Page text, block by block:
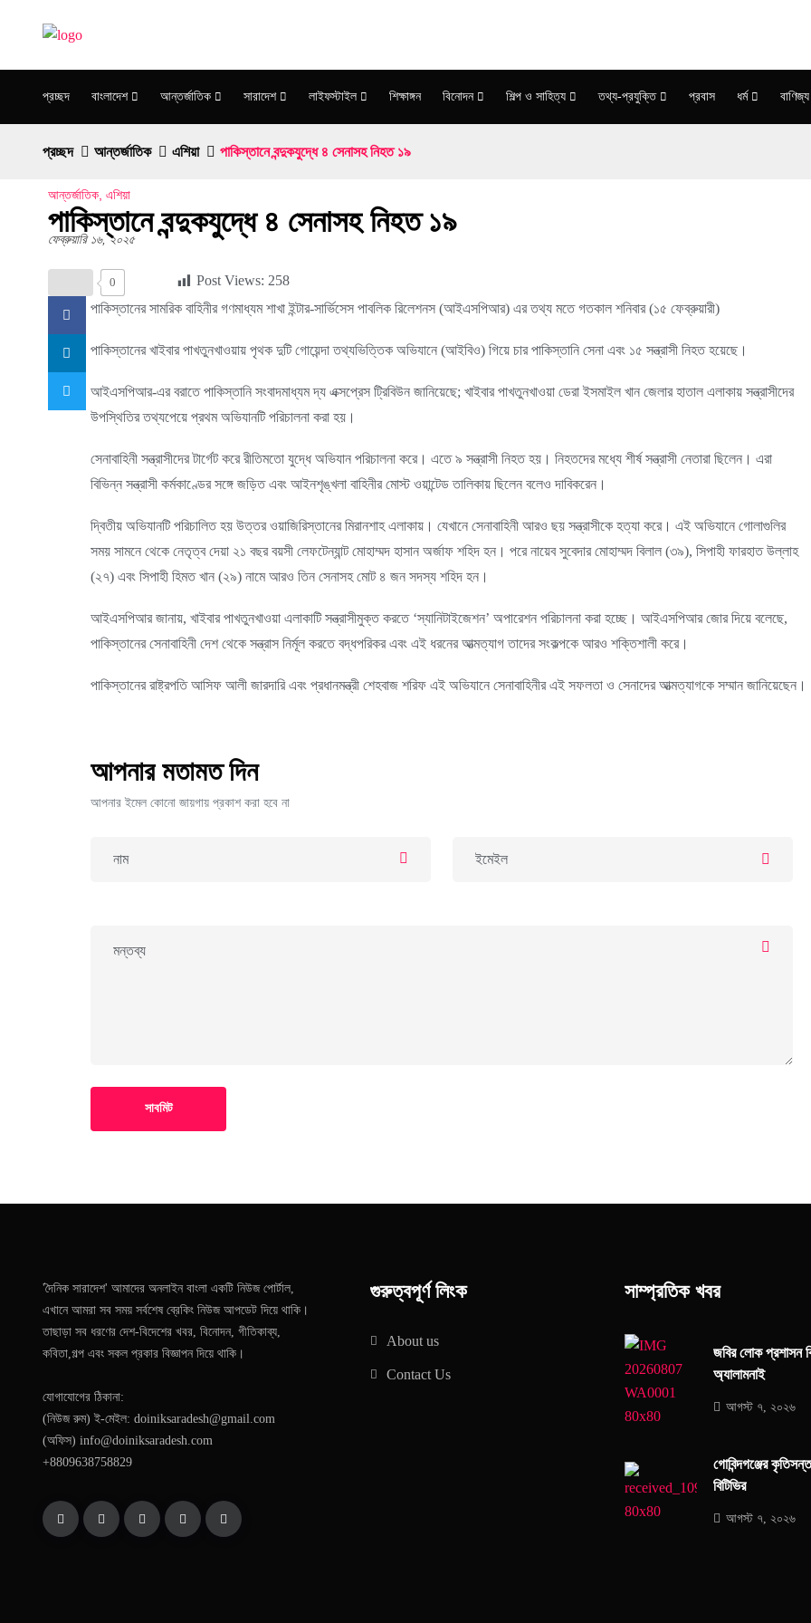
প্রচ্ছদ বাংলাদেশ আন্তর্জাতিক সারাদেশ লাইফস্টাইল শিক্ষাঙ্গন বিনোদন শিল্প ও সাহিত্য তথ্য-প্রযুক্তি প্রবাস ধর্ম বাণিজ্য
প্রচ্ছদ আন্তর্জাতিক এশিয়া পাকিস্তানে বন্দুকযুদ্ধে ৪ সেনাসহ নিহত ১৯
আন্তর্জাতিক, এশিয়া
পাকিস্তানে বন্দুকযুদ্ধে ৪ সেনাসহ নিহত ১৯
ফেব্রুয়ারি ১৬, ২০২৫
0 Post Views: 258
পাকিস্তানের সামরিক বাহিনীর গণমাধ্যম শাখা ইন্টার-সার্ভিসেস পাবলিক রিলেশনস (আইএসপিআর) এর তথ্য মতে গতকাল শনিবার (১৫ ফেব্রুয়ারী)
পাকিস্তানের খাইবার পাখতুনখাওয়ায় পৃথক দুটি গোয়েন্দা তথ্যভিত্তিক অভিযানে (আইবিও) গিয়ে চার পাকিস্তানি সেনা এবং ১৫ সন্ত্রাসী নিহত হয়েছে।
আইএসপিআর-এর বরাতে পাকিস্তানি সংবাদমাধ্যম দ্য এক্সপ্রেস ট্রিবিউন জানিয়েছে; খাইবার পাখতুনখাওয়া ডেরা ইসমাইল খান জেলার হাতাল এলাকায় সন্ত্রাসীদের
উপস্থিতির তথ্যপেয়ে প্রথম অভিযানটি পরিচালনা করা হয়।
সেনাবাহিনী সন্ত্রাসীদের টার্গেট করে রীতিমতো যুদ্ধে অভিযান পরিচালনা করে। এতে ৯ সন্ত্রাসী নিহত হয়। নিহতদের মধ্যে শীর্ষ সন্ত্রাসী নেতারা ছিলেন। এরা
বিভিন্ন সন্ত্রাসী কর্মকাণ্ডের সঙ্গে জড়িত এবং আইনশৃঙ্খলা বাহিনীর মোস্ট ওয়ান্টেড তালিকায় ছিলেন বলেও দাবিকরেন।
দ্বিতীয় অভিযানটি পরিচালিত হয় উত্তর ওয়াজিরিস্তানের মিরানশাহ এলাকায়। যেখানে সেনাবাহিনী আরও ছয় সন্ত্রাসীকে হত্যা করে। এই অভিযানে গোলাগুলির
সময় সামনে থেকে নেতৃত্ব দেয়া ২১ বছর বয়সী লেফটেন্যান্ট মোহাম্মদ হাসান অর্জাফ শহিদ হন। পরে নায়েব সুবেদার মোহাম্মদ বিলাল (৩৯), সিপাহী ফারহাত উল্লাহ
(২৭) এবং সিপাহী হিমত খান (২৯) নামে আরও তিন সেনাসহ মোট ৪ জন সদস্য শহিদ হন।
আইএসপিআর জানায়, খাইবার পাখতুনখাওয়া এলাকাটি সন্ত্রাসীমুক্ত করতে ‘স্যানিটাইজেশন’ অপারেশন পরিচালনা করা হচ্ছে। আইএসপিআর জোর দিয়ে বলেছে,
পাকিস্তানের সেনাবাহিনী দেশ থেকে সন্ত্রাস নির্মূল করতে বদ্ধপরিকর এবং এই ধরনের আত্মত্যাগ তাদের সংকল্পকে আরও শক্তিশালী করে।
পাকিস্তানের রাষ্ট্রপতি আসিফ আলী জারদারি এবং প্রধানমন্ত্রী শেহবাজ শরিফ এই অভিযানে সেনাবাহিনীর এই সফলতা ও সেনাদের আত্মত্যাগকে সম্মান জানিয়েছেন।
আপনার মতামত দিন
আপনার ইমেল কোনো জায়গায় প্রকাশ করা হবে না
সাবমিট
'দৈনিক সারাদেশ' আমাদের অনলাইন বাংলা একটি নিউজ পোর্টাল,
এখানে আমরা সব সময় সর্বশেষ ব্রেকিং নিউজ আপডেট দিয়ে থাকি।
তাছাড়া সব ধরণের দেশ-বিদেশের খবর, বিনোদন, গীতিকাব্য,
কবিতা,গল্প এবং সকল প্রকার বিজ্ঞাপন দিয়ে থাকি।
যোগাযোগের ঠিকানা:
(নিউজ রুম) ই-মেইল: doiniksaradesh@gmail.com
(অফিস) info@doiniksaradesh.com
+8809638758829
গুরুত্বপূর্ণ লিংক
About us
Contact Us
সাম্প্রতিক খবর
জবির লোক প্রশাসন
অ্যালামনাই
আগস্ট ৭, ২০২৬
গোবিন্দগঞ্জের
বিটিভির
আগস্ট ৭, ২০২৬